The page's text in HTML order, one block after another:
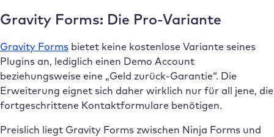
Gravity Forms: Die Pro-Variante
Gravity Forms bietet keine kostenlose Variante seines
Plugins an, lediglich einen Demo Account
beziehungsweise eine „Geld zurück-Garantie“. Die
Erweiterung eignet sich daher wirklich nur für all jene, die
fortgeschrittene Kontaktformulare benötigen.
Preislich liegt Gravity Forms zwischen Ninja Forms und